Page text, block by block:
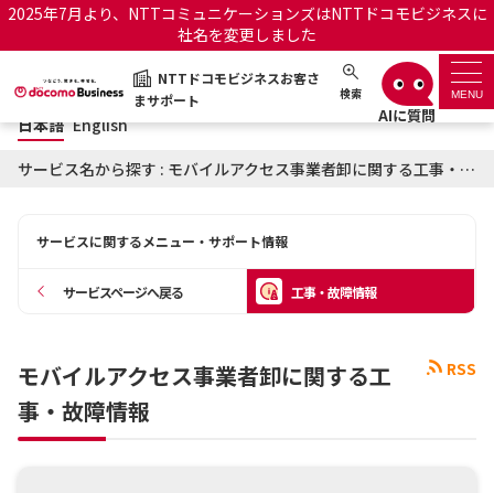
2025年7月より、NTTコミュニケーションズはNTTドコモビジネスに
社名を変更しました
NTTドコモビジネスお客さ
まサポート
検索 MENU
NTTドコモビジネスお客さまサポート 日本語 English
サポートトップ
OCNのお客さまはこちら
工事・故障情報通知サー
日本語 English
サービス名から探す : モバイルアクセス事業者卸に関する工事・故障情報
サービスに関するメニュー・サポート情報
サービスページへ戻る 工事・故障情報
RSS
モバイルアクセス事業者卸に関する工
事・故障情報